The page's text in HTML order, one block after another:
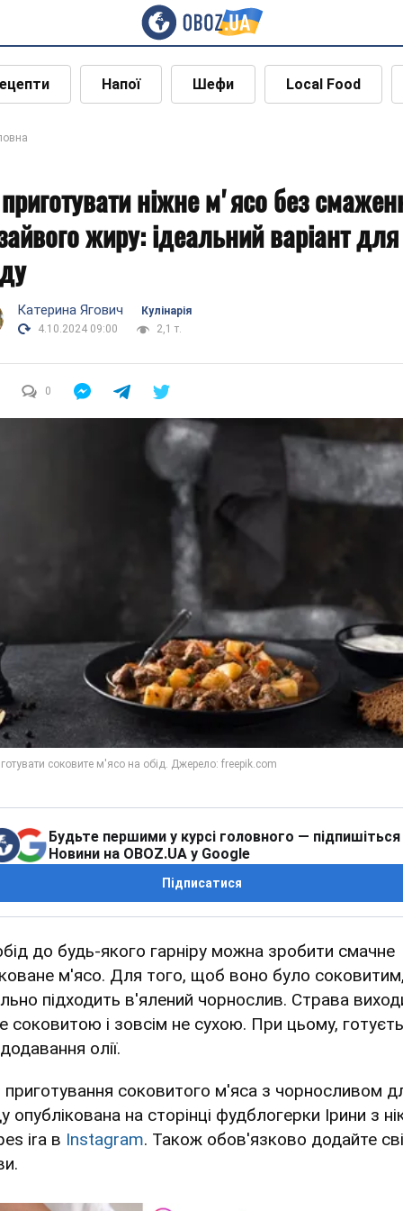
Напої Шефи Local Food
ніжне мʼясо без
жиру: ідеальний варіант для
Катерина Ягович
Кулінарія
4.10.2024 09:00
2,1 т.
0
Будьте першими у курсі головного — підпишіться
Новини на OBOZ.UA у Google
Підписатися
до будь-якого гарніру можна зробити смачне
м'ясо. Для того, щоб воно було соковитим,
підходить в'ялений чорнослив. Страва
соковитою і зовсім не сухою. При цьому,
олії.
приготування соковитого м'яса з чорносливом
опублікована на сторінці фудблогерки Ірини з
ira в Instagram. Також обов'язково додайте